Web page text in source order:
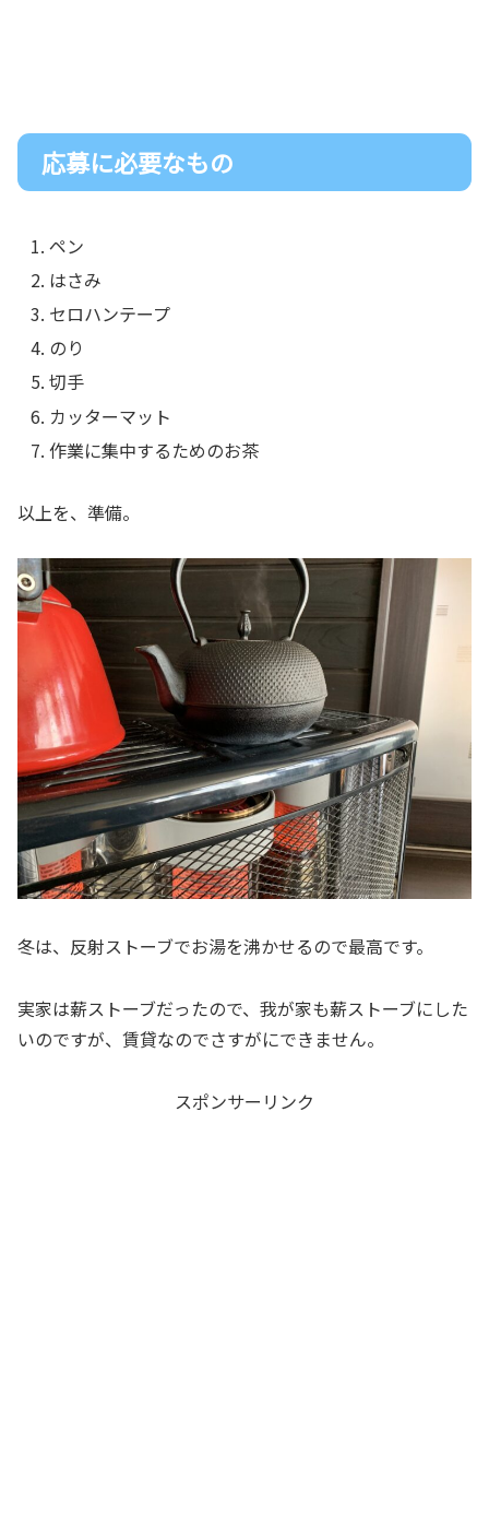
応募に必要なもの
ペン
はさみ
セロハンテープ
のり
切手
カッターマット
作業に集中するためのお茶
以上を、準備。
冬は、反射ストーブでお湯を沸かせるので最高です。
実家は薪ストーブだったので、我が家も薪ストーブにした
いのですが、賃貸なのでさすがにできません。
スポンサーリンク